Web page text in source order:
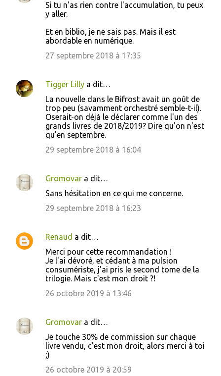
Si tu n'as rien contre l'accumulation, tu peux
y aller.
Et en biblio, je ne sais pas. Mais il est
abordable en numérique.
27 septembre 2018 à 17:35
Tigger Lilly a dit…
La nouvelle dans le Bifrost avait un goût de
trop peu (savamment orchestré semble-t-il).
Oserait-on déjà le déclarer comme l'un des
grands livres de 2018/2019? Dire qu'on n'est
qu'en septembre.
29 septembre 2018 à 16:04
Gromovar a dit…
Sans hésitation en ce qui me concerne.
29 septembre 2018 à 16:23
Renaud a dit…
Merci pour cette recommandation !
Je l'ai dévoré, et cédant à ma pulsion
consumériste, j'ai pris le second tome de la
trilogie. Mais c'est mon droit ?!
26 octobre 2019 à 13:46
Gromovar a dit…
Je touche 30% de commission sur chaque
livre vendu, c'est mon droit, alors merci à toi
;)
26 octobre 2019 à 20:59